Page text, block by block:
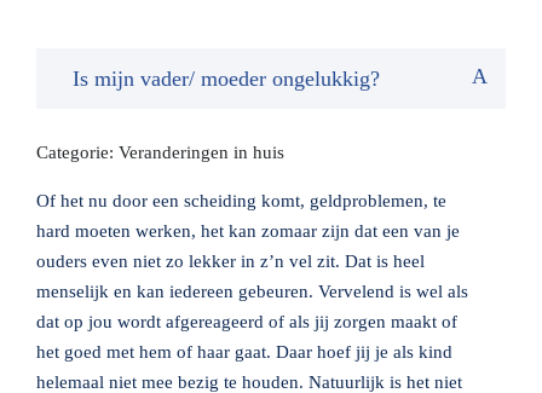
A
Is mijn vader/ moeder ongelukkig?
Categorie: Veranderingen in huis
Of het nu door een scheiding komt, geldproblemen, te
hard moeten werken, het kan zomaar zijn dat een van je
ouders even niet zo lekker in z’n vel zit. Dat is heel
menselijk en kan iedereen gebeuren. Vervelend is wel als
dat op jou wordt afgereageerd of als jij zorgen maakt of
het goed met hem of haar gaat. Daar hoef jij je als kind
helemaal niet mee bezig te houden. Natuurlijk is het niet